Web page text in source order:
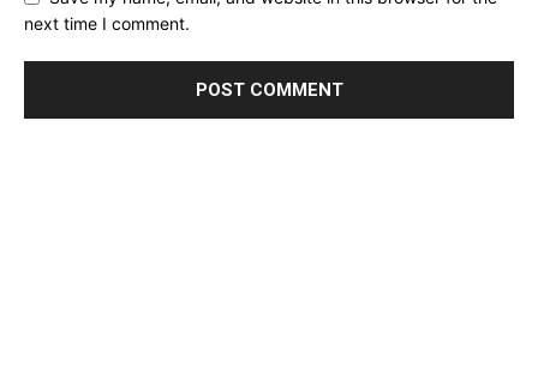
next time I comment.